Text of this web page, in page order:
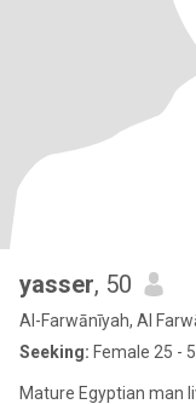
yasser, 50
Al-Farwānīyah, Al
Seeking: Female 25 -
Mature Egyptian man